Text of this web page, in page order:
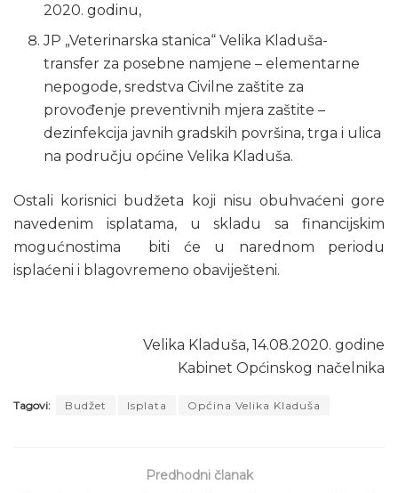
2020. godinu,
JP „Veterinarska stanica“ Velika Kladuša-
transfer za posebne namjene – elementarne
nepogode, sredstva Civilne zaštite za
provođenje preventivnih mjera zaštite –
dezinfekcija javnih gradskih površina, trga i ulica
na području općine Velika Kladuša.
Ostali korisnici budžeta koji nisu obuhvaćeni gore
navedenim isplatama, u skladu sa financijskim
mogućnostima biti će u narednom periodu
isplaćeni i blagovremeno obaviješteni.
Velika Kladuša, 14.08.2020. godine
Kabinet Općinskog načelnika
Tagovi: Budžet Isplata Općina Velika Kladuša
Predhodni članak